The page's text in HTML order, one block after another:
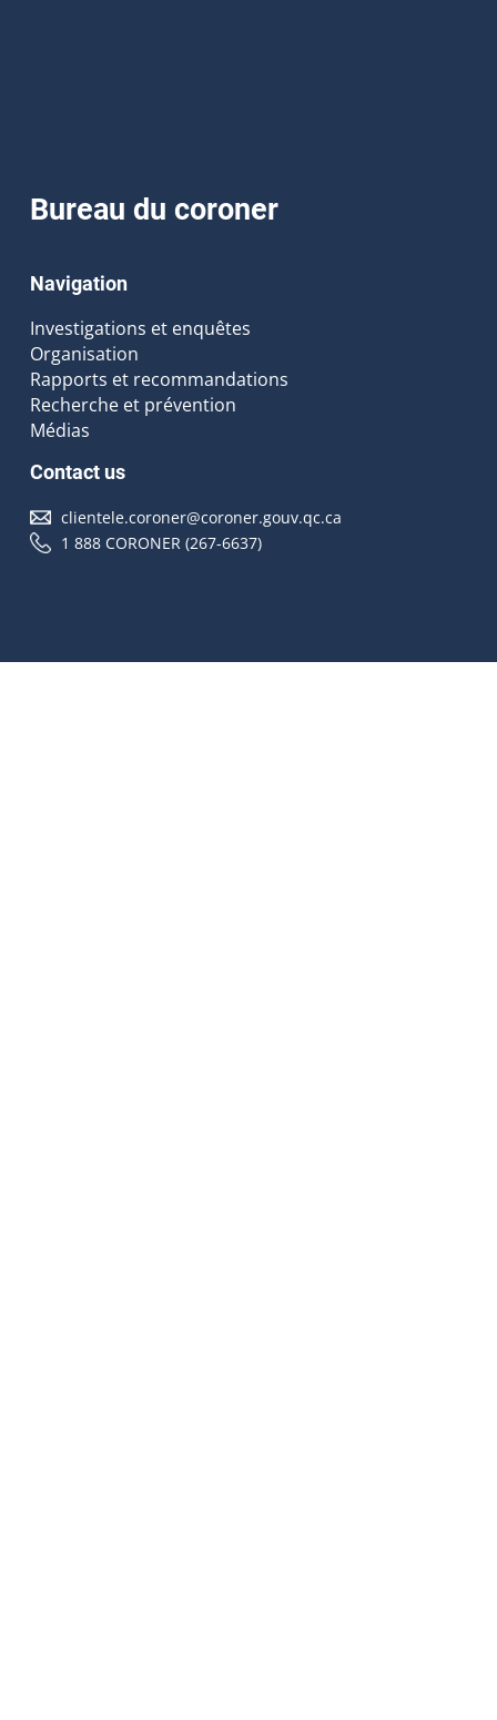
Bureau du coroner
Navigation
Investigations et enquêtes
Organisation
Rapports et recommandations
Recherche et prévention
Médias
Contact us
clientele.coroner@coroner.gouv.qc.ca
1 888 CORONER (267-6637)